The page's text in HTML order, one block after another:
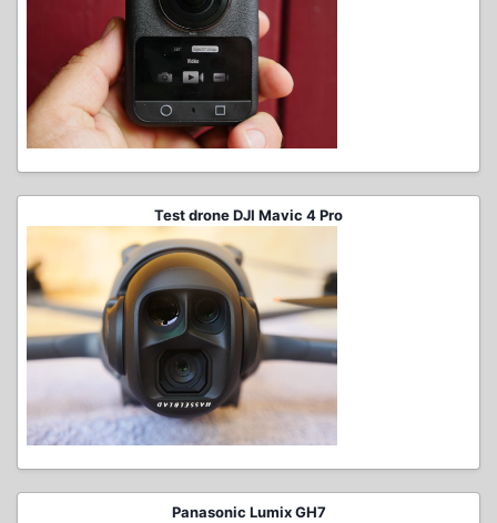
Test drone DJI Mavic 4 Pro
Panasonic Lumix GH7